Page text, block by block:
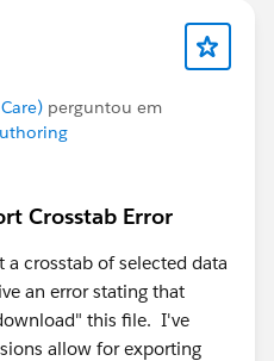
perguntou em
Crosstab Error
crosstab of selected data
an error stating that
this file. I've
allow for exporting